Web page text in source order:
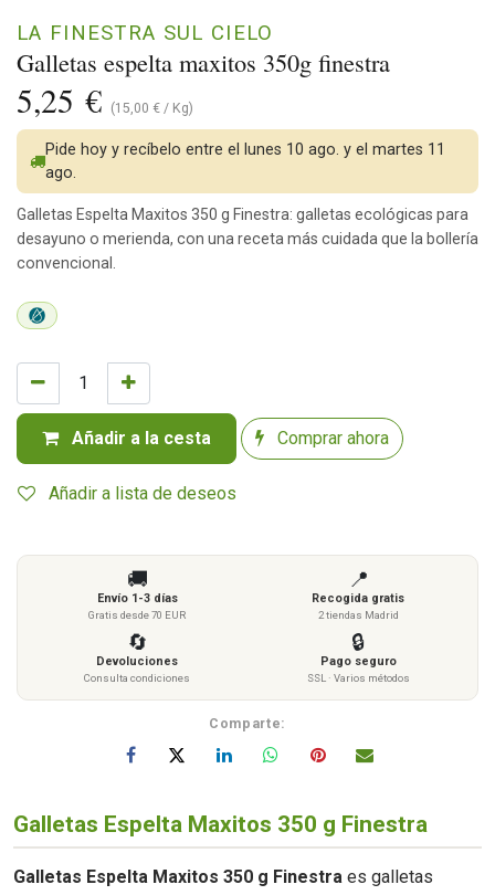
Galletas espelta maxitos 350g finestra
LA FINESTRA SUL CIELO
5,25 € (15,00 € / Kg)
Añadir a la cesta Comprar ahora
Añadir a lista de deseos
Pide hoy y recíbelo entre el lunes 10 ago. y el martes 11
ago.
Galletas Espelta Maxitos 350 g Finestra: galletas ecológicas para
desayuno o merienda, con una receta más cuidada que la bollería
convencional.
🚚
Envío 1-3 días
Gratis desde 70 EUR
📍
Recogida gratis
2 tiendas Madrid
🔄
Devoluciones
Consulta condiciones
🔒
Pago seguro
SSL · Varios métodos
Comparte:
Galletas Espelta Maxitos 350 g Finestra
Galletas Espelta Maxitos 350 g Finestra es galletas